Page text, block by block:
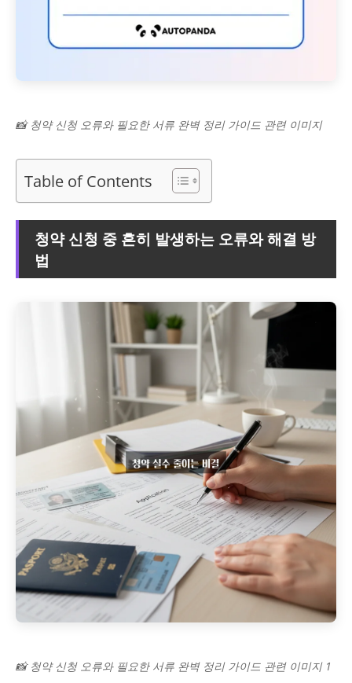
📸 청약 신청 오류와 필요한 서류 완벽 정리 가이드 관련 이미지
Table of Contents
청약 신청 중 흔히 발생하는 오류와 해결 방
법
📸 청약 신청 오류와 필요한 서류 완벽 정리 가이드 관련 이미지 1